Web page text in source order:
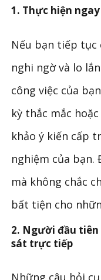
1. Thực hiện
Nếu bạn tiếp tục
nghi ngờ và lo
công việc của
kỳ thắc mắc
khảo ý kiến ​​cấp
nghiệm của
mà không chắc
bất tiện cho
2. Người đầu
sát trực tiếp
Những câu hỏi